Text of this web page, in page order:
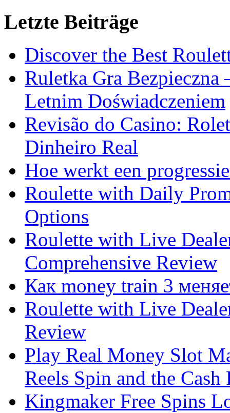
Letzte Beiträge
Discover the Best
Ruletka Gra
Letnim Doświadczeniem
Revisão do Casino:
Dinheiro Real
Hoe werkt een
Roulette with Daily
Options
Roulette with Live
Comprehensive Review
Как money train 3
Roulette with Live
Review
Play Real Money Slot
Reels Spin and the Cash
Kingmaker Free Spins